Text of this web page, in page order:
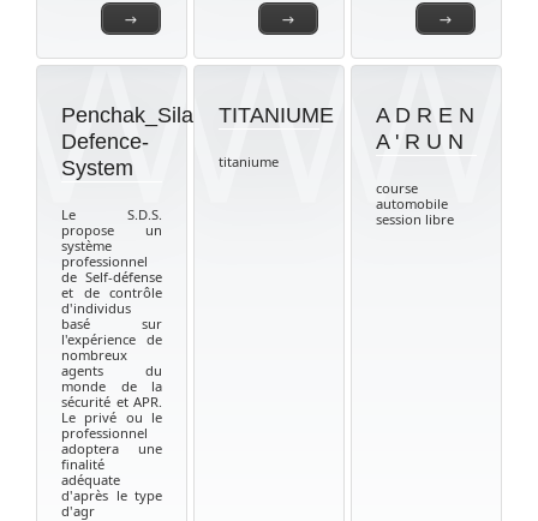
→
→
→
Penchak_Silat-
Defence-
System
Le S.D.S.
propose un
système
professionnel
de Self-défense
et de contrôle
d'individus
basé sur
l'expérience de
nombreux
agents du
monde de la
sécurité et APR.
Le privé ou le
professionnel
adoptera une
finalité
adéquate
d'après le type
d'agr
TITANIUME
titaniume
A D R E N
A ' R U N
course
automobile
session libre